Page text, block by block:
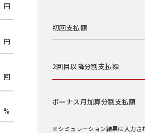
初回支払額
2回目以降分割支払額
ボーナス月加算分割支払額
※シミュレーション結果は入力さ